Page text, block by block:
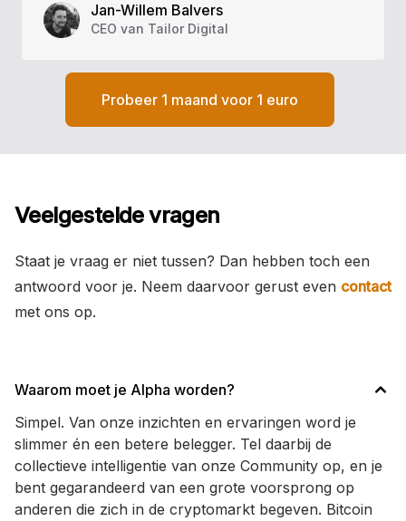
Jan-Willem Balvers
CEO van Tailor Digital
Probeer 1 maand voor 1 euro
Veelgestelde vragen
Staat je vraag er niet tussen? Dan hebben toch een
antwoord voor je. Neem daarvoor gerust even contact
met ons op.
Waarom moet je Alpha worden?
Simpel. Van onze inzichten en ervaringen word je
slimmer én een betere belegger. Tel daarbij de
collectieve intelligentie van onze Community op, en je
bent gegarandeerd van een grote voorsprong op
anderen die zich in de cryptomarkt begeven. Bitcoin